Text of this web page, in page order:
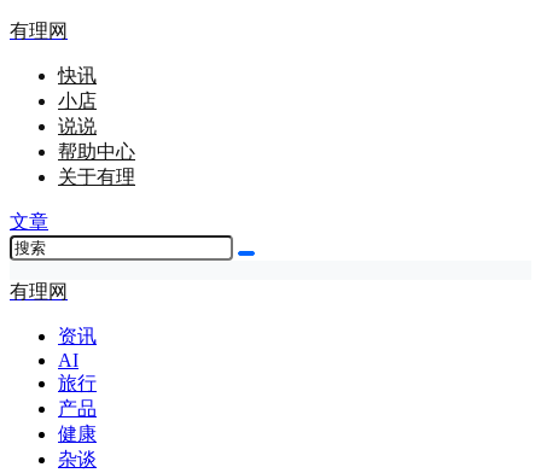
有理网
快讯
小店
说说
帮助中心
关于有理
文章
有理网
资讯
AI
旅行
产品
健康
杂谈